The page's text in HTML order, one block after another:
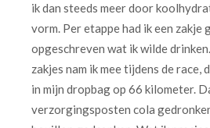
ik dan steeds meer door
vorm. Per etappe had ik een zakje
opgeschreven wat ik wilde
zakjes nam ik mee tijdens de race,
in mijn dropbag op 66 kilometer.
verzorgingsposten cola